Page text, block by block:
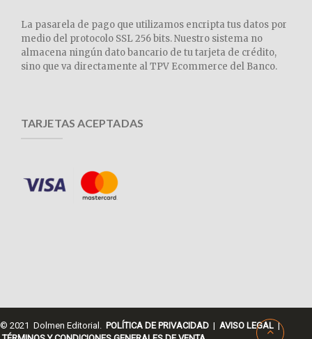
La pasarela de pago que utilizamos encripta tus datos por
medio del protocolo SSL 256 bits. Nuestro sistema no
almacena ningún dato bancario de tu tarjeta de crédito,
sino que va directamente al TPV Ecommerce del Banco.
TARJETAS ACEPTADAS
© 2021 Dolmen Editorial. POLÍTICA DE PRIVACIDAD | AVISO LEGAL |